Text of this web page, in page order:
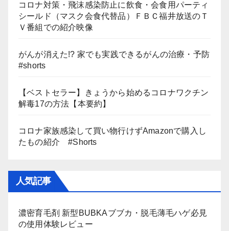
コロナ対策・飛沫感染防止に飲食・会食用パーティ
シールド（マスク会食代替品）ＦＢＣ福井放送のＴ
Ｖ番組での紹介映像
がんが消えた!? 家でも実践できるがんの治療・予防
#shorts
【ベストセラー】きょうから始めるコロナワクチン
解毒17の方法【本要約】
コロナ家族感染して買い物行けずAmazonで購入し
たもの紹介 #Shorts
人気記事
濃密育毛剤 新型BUBKAブブカ・脱毛薄毛ハゲ必見
の使用体験レビュー